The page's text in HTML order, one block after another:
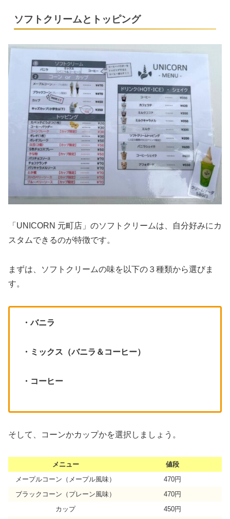
ソフトクリームとトッピング
「UNICORN 元町店」のソフトクリームは、自分好みにカ
スタムできるのが特徴です。
まずは、ソフトクリームの味を以下の３種類から選びま
す。
・バニラ
・ミックス（バニラ＆コーヒー）
・コーヒー
そして、コーンかカップかを選択しましょう。
メニュー
値段
メープルコーン（メープル風味）
470円
ブラックコーン（プレーン風味）
470円
カップ
450円